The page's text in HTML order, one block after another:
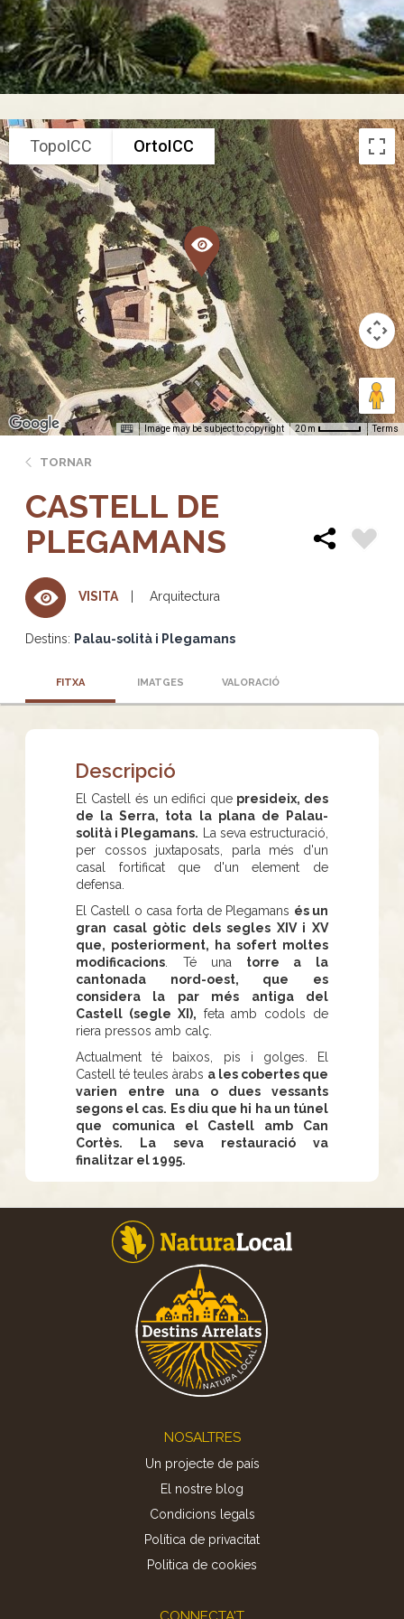
TopoICC OrtoICC
Image may be subject to copyright 20 m Terms
TORNAR
CASTELL DE
PLEGAMANS
VISITA Arquitectura
Destins: Palau-solità i Plegamans
FITXA IMATGES VALORACIÓ
Descripció
El Castell és un edifici que presideix, des
de la Serra, tota la plana de Palau-
solità i Plegamans. La seva estructuració,
per cossos juxtaposats, parla més d'un
casal fortificat que d'un element de
defensa.
El Castell o casa forta de Plegamans és un
gran casal gòtic dels segles XIV i XV
que, posteriorment, ha sofert moltes
modificacions . Té una torre a la
cantonada nord-oest, que es
considera la par més antiga del
Castell (segle XI), feta amb codols de
riera pressos amb calç.
Actualment té baixos, pis i golges. El
Castell té teules àrabs a les cobertes que
varien entre una o dues vessants
segons el cas. Es diu que hi ha un túnel
que comunica el Castell amb Can
Cortès. La seva restauració va
finalitzar el 1995.
NOSALTRES
Un projecte de país
El nostre blog
Condicions legals
Política de privacitat
Politica de cookies